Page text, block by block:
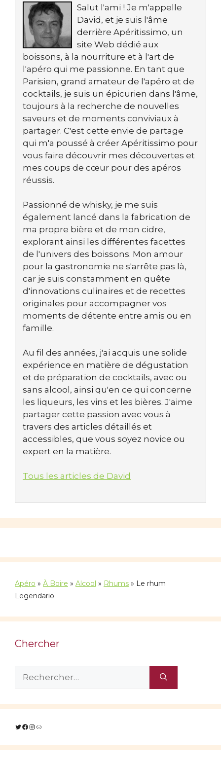
Salut l'ami ! Je m'appelle
David, et je suis l'âme
derrière Apéritissimo, un
site Web dédié aux
boissons, à la nourriture et à l'art de
l'apéro qui me passionne. En tant que
Parisien, grand amateur de l'apéro et de
cocktails, je suis un épicurien dans l'âme,
toujours à la recherche de nouvelles
saveurs et de moments conviviaux à
partager. C'est cette envie de partage
qui m'a poussé à créer Apéritissimo pour
vous faire découvrir mes découvertes et
mes coups de cœur pour des apéros
réussis.
Passionné de whisky, je me suis
également lancé dans la fabrication de
ma propre bière et de mon cidre,
explorant ainsi les différentes facettes
de l'univers des boissons. Mon amour
pour la gastronomie ne s'arrête pas là,
car je suis constamment en quête
d'innovations culinaires et de recettes
originales pour accompagner vos
moments de détente entre amis ou en
famille.
Au fil des années, j'ai acquis une solide
expérience en matière de dégustation
et de préparation de cocktails, avec ou
sans alcool, ainsi qu'en ce qui concerne
les liqueurs, les vins et les bières. J'aime
partager cette passion avec vous à
travers des articles détaillés et
accessibles, que vous soyez novice ou
expert en la matière.
Tous les articles de David
Apéro » À Boire » Alcool » Rhums » Le rhum
Legendario
Chercher
Twitter
Facebook
Instagram
Lien